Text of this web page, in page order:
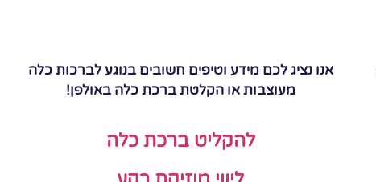
אנו נציג לכם מידע וטיפים חשובים בנוגע לברכות כלה
מעוצבות או הקלטת ברכת כלה באולפן!
להקליט ברכת כלה